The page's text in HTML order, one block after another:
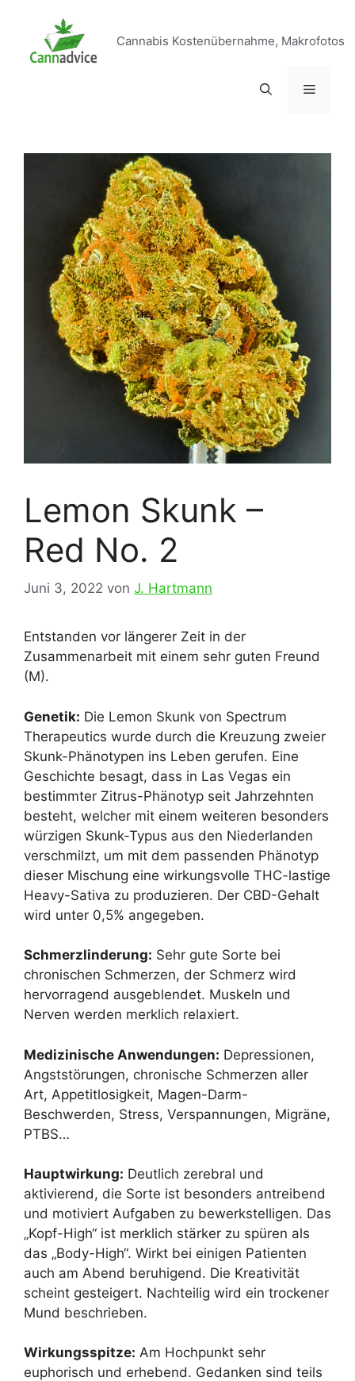
springen
Cannabis Kostenübernahme, Makrofotos
Menü
Lemon Skunk –
Red No. 2
Juni 3, 2022 von J. Hartmann
Entstanden vor längerer Zeit in der
Zusammenarbeit mit einem sehr guten Freund
(M).
Genetik: Die Lemon Skunk von Spectrum
Therapeutics wurde durch die Kreuzung zweier
Skunk-Phänotypen ins Leben gerufen. Eine
Geschichte besagt, dass in Las Vegas ein
bestimmter Zitrus-Phänotyp seit Jahrzehnten
besteht, welcher mit einem weiteren besonders
würzigen Skunk-Typus aus den Niederlanden
verschmilzt, um mit dem passenden Phänotyp
dieser Mischung eine wirkungsvolle THC-lastige
Heavy-Sativa zu produzieren. Der CBD-Gehalt
wird unter 0,5% angegeben.
Schmerzlinderung: Sehr gute Sorte bei
chronischen Schmerzen, der Schmerz wird
hervorragend ausgeblendet. Muskeln und
Nerven werden merklich relaxiert.
Medizinische Anwendungen: Depressionen,
Angststörungen, chronische Schmerzen aller
Art, Appetitlosigkeit, Magen-Darm-
Beschwerden, Stress, Verspannungen, Migräne,
PTBS…
Hauptwirkung: Deutlich zerebral und
aktivierend, die Sorte ist besonders antreibend
und motiviert Aufgaben zu bewerkstelligen. Das
„Kopf-High“ ist merklich stärker zu spüren als
das „Body-High“. Wirkt bei einigen Patienten
auch am Abend beruhigend. Die Kreativität
scheint gesteigert. Nachteilig wird ein trockener
Mund beschrieben.
Wirkungsspitze: Am Hochpunkt sehr
euphorisch und erhebend. Gedanken sind teils